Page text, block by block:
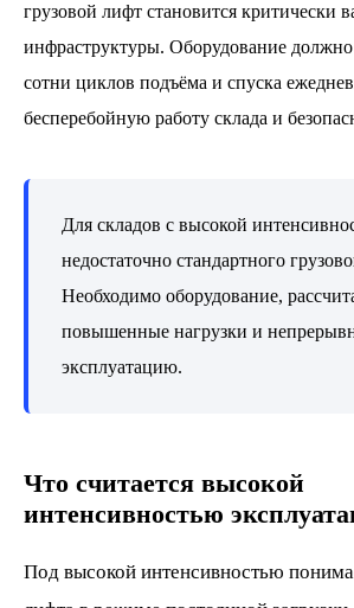
грузовой лифт становится критически
инфраструктуры. Оборудование
сотни циклов подъёма и спуска
бесперебойную работу склада и
Для складов с высокой
недостаточно стандартного
Необходимо оборудование,
повышенные нагрузки и
эксплуатацию.
Что считается высокой
интенсивностью
Под высокой интенсивностью